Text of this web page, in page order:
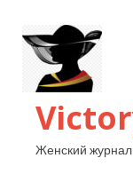
Женский журнал